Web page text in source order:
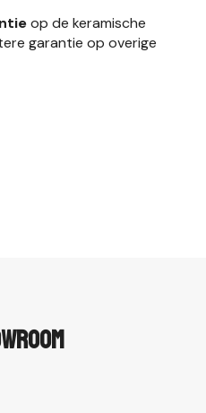
op de keramische
garantie op overige